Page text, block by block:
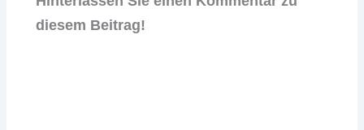
diesem Beitrag!